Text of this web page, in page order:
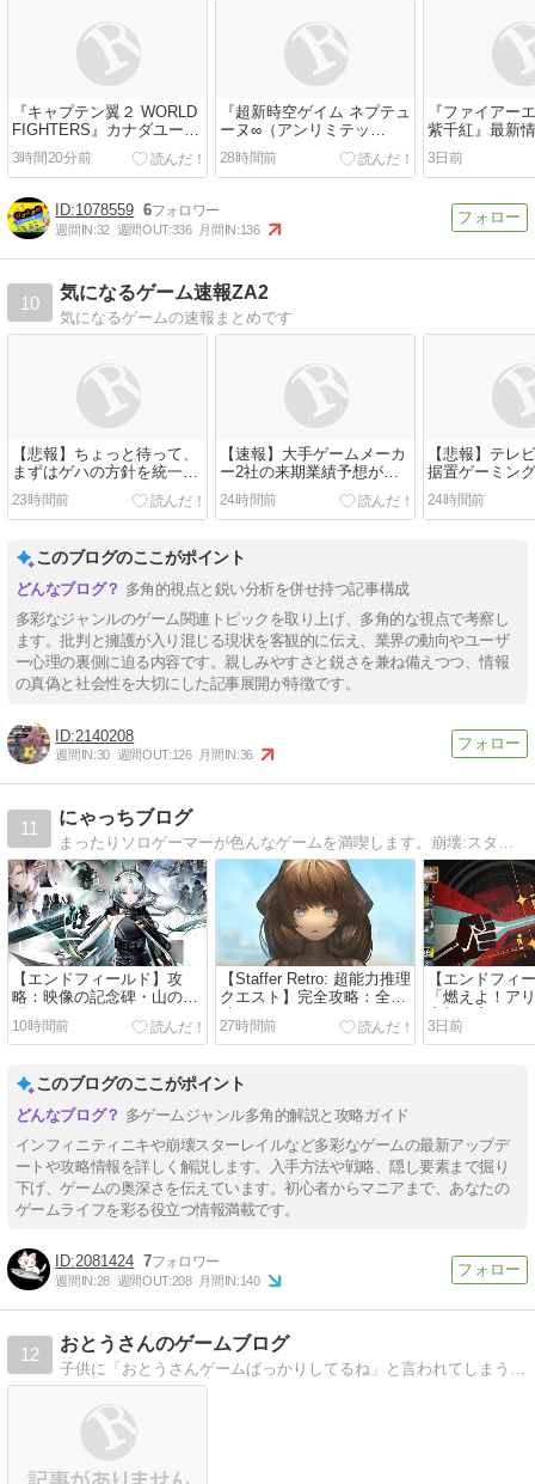
『キャプテン翼２ WORLD
FIGHTERS』カナダユース
紹介映像公開 コナー（声
優：山口智広）とタナー
（声優：高塚智人）が放つ
ファイヤーツインショット
｜炎の絆が世界を撃ち抜く
3時間20分前
『超新時空ゲイム ネプテュ
ーヌ∞（アンリミテッ
ド）』バトルアクションPV
公開 パープルハートの「紫
電猛撃」や新女神の必殺技
28時間前
『ファイアー
紫千紅』最新
戦闘・兵種・
4人の切り替え
後の世界崩壊
主人公』の物
3日前
1078559 6
週間IN:32 週間OUT:336 月間IN:136
10
気になるゲーム速報ZA2
気になるゲームの速報まとめです
【悲報】ちょっと待って、
まずはゲハの方針を統一し
たほうがよくない？
23時間前
【速報】大手ゲームメーカ
ー2社の来期業績予想が判
明！売上減も利益は増加の
見込み
24時間前
【悲報】テレ
据置ゲーミン
い？各社苦戦
24時間前
このブログのここがポイント
多角的視点と鋭い分析を併せ持つ記事構成
多彩なジャンルのゲーム関連トピックを取り上げ、多角的な視点で考察し
ます。批判と擁護が入り混じる現状を客観的に伝え、業界の動向やユーザ
ー心理の裏側に迫る内容です。親しみやすさと鋭さを兼ね備えつつ、情報
の真偽と社会性を大切にした記事展開が特徴です。
2140208
週間IN:30 週間OUT:126 月間IN:36
11
にゃっちブログ
まったりソロゲーマーが色んなゲームを満喫します。崩壊:スターレイル、ESOなど
【エンドフィールド】攻
略：映像の記念碑・山の獣
吼ハードクリア
10時間前
【Staffer Retro: 超能力推理
クエスト】完全攻略：全実
績解除
27時間前
【エンドフィ
「燃えよ！ア
章加工完了
3日前
このブログのここがポイント
多ゲームジャンル多角的解説と攻略ガイド
インフィニティニキや崩壊スターレイルなど多彩なゲームの最新アップデ
ートや攻略情報を詳しく解説します。入手方法や戦略、隠し要素まで掘り
下げ、ゲームの奥深さを伝えています。初心者からマニアまで、あなたの
ゲームライフを彩る役立つ情報満載です。
2081424 7
週間IN:28 週間OUT:208 月間IN:140
12
おとうさんのゲームブログ
子供に「おとうさんゲームばっかりしてるね」と言われてしまう、そんなおとうさんのゲームブログです。